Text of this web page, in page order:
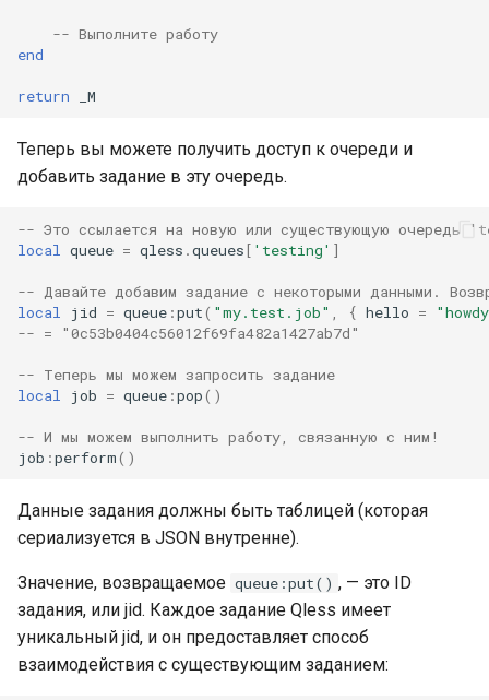
shibboleth
slowfs
small-light
spnego-http-auth
srcache
sticky
stream-lua
stream-sts
stream-upsync
-- Выполните работу
end
return _M
Теперь вы можете получить доступ к очереди и
добавить задание в эту очередь.
-- Это ссылается на новую или существующую очередь
local
queue = qless .queues[ 'testing' ]
-- Давайте добавим задание с некоторыми данными.
local
jid = queue :put( "my.test.job" { hello =
-- = "0c53b0404c56012f69fa482a1427ab7d"
-- Теперь мы можем запросить задание
local
job = queue :pop()
-- И мы можем выполнить работу, связанную с ним!
job :perform()
Данные задания должны быть таблицей (которая
сериализуется в JSON внутренне).
Значение, возвращаемое queue:put() , — это ID
задания, или jid. Каждое задание Qless имеет
уникальный jid, и он предоставляет способ
взаимодействия с существующим заданием: